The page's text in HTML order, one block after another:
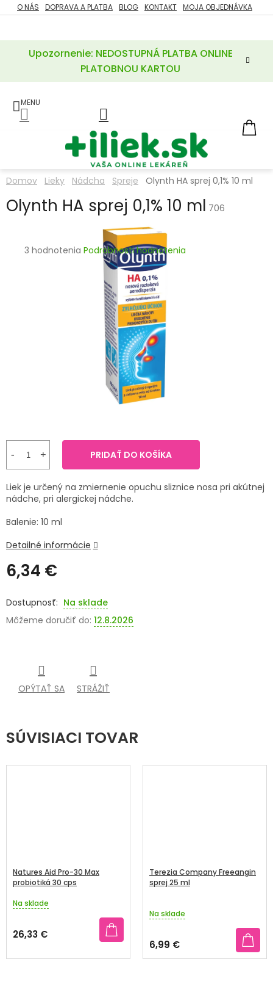
Prejsť
na
Upozornenie: NEDOSTUPNÁ PLATBA ONLINE
PLATOBNOU KARTOU
O NÁS DOPRAVA A PLATBA BLOG KONTAKT MOJA OBJEDNÁVKA
ZĽAVY
POTREBY
A
LIEKY
A
MINERÁLY
KOZMETIKA
ZDRAVOTNÍCKE
POMÔCKY
PRÍRODNÉ
LIEKY
SENIORI
Prihlásenie
Domov Lieky Nádcha Spreje Olynth HA sprej 0,1% 10 ml
Olynth HA sprej 0,1% 10 ml 706
Priemerné
3 hodnotenia Podrobnosti hodnotenia
6,34 €
cena:
Na sklade
Môžeme doručiť do: 12.8.2026
PRIDAŤ DO KOŠÍKA
Liek je určený na zmiernenie opuchu sliznice nosa pri akútnej
nádche, pri alergickej nádche.
Balenie: 10 ml
Detailné informácie
OPÝTAŤ SA STRÁŽIŤ
SÚVISIACI TOVAR
Natures Aid Pro-30 Max
probiotiká 30 cps
Priemerné
produktu
je
z
Na sklade
26,33 €
Terezia Company Freeangin
sprej 25 ml
Na sklade
6,99 €